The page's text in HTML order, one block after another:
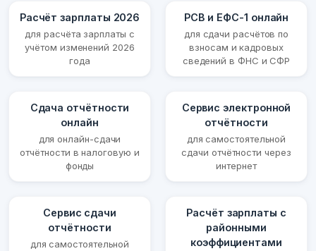
Расчёт зарплаты 2026
для расчёта зарплаты с
учётом изменений 2026
года
РСВ и ЕФС-1 онлайн
для сдачи расчётов по
взносам и кадровых
сведений в ФНС и СФР
Сдача отчётности
онлайн
для онлайн-сдачи
отчётности в налоговую и
фонды
Сервис электронной
отчётности
для самостоятельной
сдачи отчётности через
интернет
Сервис сдачи
отчётности
для самостоятельной
Расчёт зарплаты с
районными
коэффициентами